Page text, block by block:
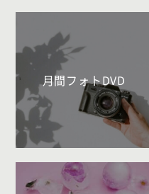
月間フォトDVD